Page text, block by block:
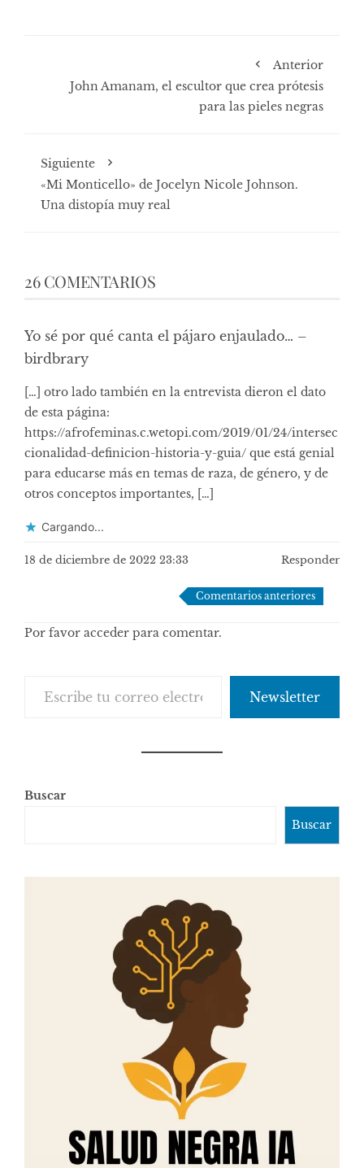
Anterior
John Amanam, el escultor que crea prótesis
para las pieles negras
Siguiente
«Mi Monticello» de Jocelyn Nicole Johnson.
Una distopía muy real
26 COMENTARIOS
Yo sé por qué canta el pájaro enjaulado… –
birdbrary
[…] otro lado también en la entrevista dieron el dato
de esta página:
https://afrofeminas.c.wetopi.com/2019/01/24/intersec
cionalidad-definicion-historia-y-guia/ que está genial
para educarse más en temas de raza, de género, y de
otros conceptos importantes, […]
Cargando...
18 de diciembre de 2022 23:33 Responder
comentarios
Comentarios anteriores
Por favor acceder para comentar.
Newsletter
Buscar
Buscar